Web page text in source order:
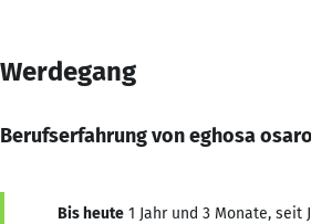
Werdegang
Berufserfahrung von eghosa
Bis heute 1 Jahr und 3 Monate, seit